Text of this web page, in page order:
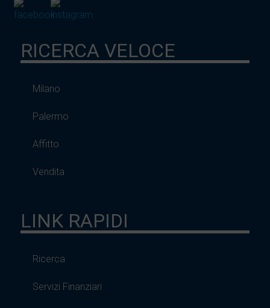
RICERCA VELOCE
Milano
Palermo
Affitto
Vendita
LINK RAPIDI
Ricerca
Servizi Finanziari